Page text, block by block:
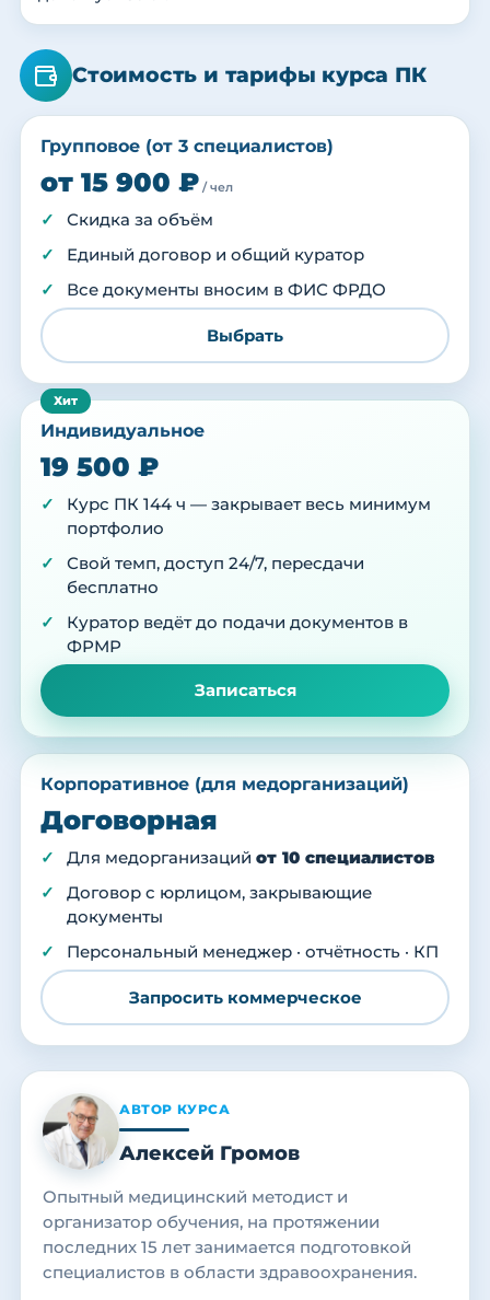
Стоимость и тарифы курса ПК
Групповое (от 3 специалистов)
от 15 900 ₽ / чел
Скидка за объём
Единый договор и общий куратор
Все документы вносим в ФИС ФРДО
Выбрать
Индивидуальное
19 500 ₽
Курс ПК 144 ч — закрывает весь минимум
портфолио
Свой темп, доступ 24/7, пересдачи
бесплатно
Куратор ведёт до подачи документов в
ФРМР
Записаться
Корпоративное (для медорганизаций)
Договорная
Для медорганизаций от 10 специалистов
Договор с юрлицом, закрывающие
документы
Персональный менеджер · отчётность · КП
Запросить коммерческое
АВТОР КУРСА
Алексей Громов
Опытный медицинский методист и
организатор обучения, на протяжении
последних 15 лет занимается подготовкой
специалистов в области здравоохранения.